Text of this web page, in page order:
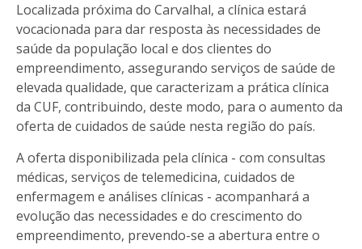
Localizada próxima do Carvalhal, a clínica estará
vocacionada para dar resposta às necessidades de
saúde da população local e dos clientes do
empreendimento, assegurando serviços de saúde de
elevada qualidade, que caracterizam a prática clínica
da CUF, contribuindo, deste modo, para o aumento da
oferta de cuidados de saúde nesta região do país.
A oferta disponibilizada pela clínica - com consultas
médicas, serviços de telemedicina, cuidados de
enfermagem e análises clínicas - acompanhará a
evolução das necessidades e do crescimento do
empreendimento, prevendo-se a abertura entre o